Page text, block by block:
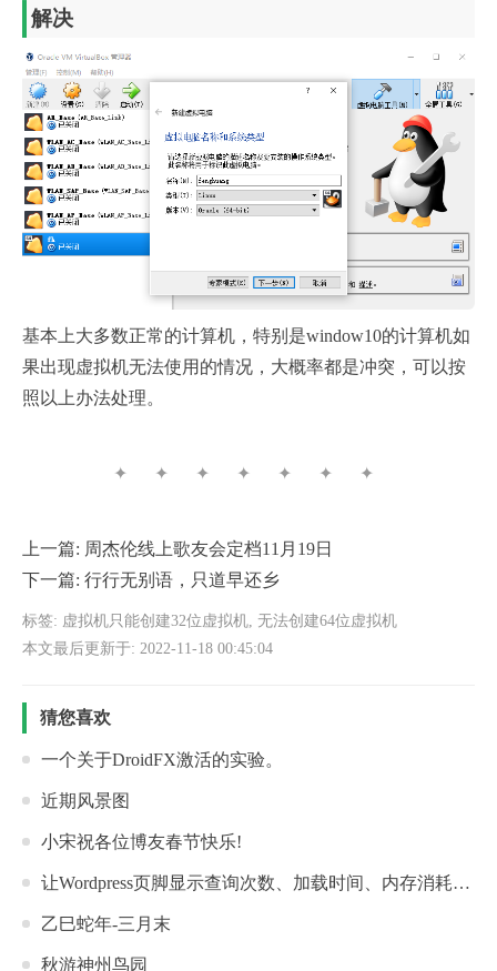
解决
基本上大多数正常的计算机，特别是window10的计算机如
果出现虚拟机无法使用的情况，大概率都是冲突，可以按
照以上办法处理。
✦ ✦ ✦ ✦ ✦ ✦ ✦
上一篇: 周杰伦线上歌友会定档11月19日
下一篇: 行行无别语，只道早还乡
标签: 虚拟机只能创建32位虚拟机 无法创建64位虚拟机
本文最后更新于: 2022-11-18 00:45:04
猜您喜欢
一个关于DroidFX激活的实验。
近期风景图
小宋祝各位博友春节快乐!
让Wordpress页脚显示查询次数、加载时间、内存消耗情况
乙巳蛇年-三月末
秋游神州鸟园